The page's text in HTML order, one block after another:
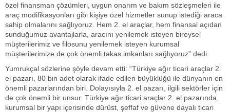
özel finansman çözümleri, uygun onarım ve bakım sözleşmeleri ile
araç modifikasyonları gibi kişiye özel hizmetler sunup istediği araca
sahip olmalarını sağlıyoruz. Hem 2. el araçlar, hem finansal açıdan
sunduğumuz avantajlarla, aracını yenilemek isteyen bireysel
müşterilerimiz ve filosunu yenilemek isteyen kurumsal
müşterilerimize de çok önemli takas imkanları sağlıyoruz” dedi.
Yumrukçal sözlerine şöyle devam etti: “Türkiye ağır ticari araçlar 2.
el pazarı, 80 bin adet olarak ifade edilen büyüklüğü ile dünyanın en
önemli pazarlarından biri. Dolayısıyla 2. el pazarı, ilgili sektörler için
de çok önemli bir unsur. Türkiye ağır ticari araçlar 2. el pazarında,
kurumsal bir yapı içerisinde dürüst, şeffaf ve güvene dayalı ticari